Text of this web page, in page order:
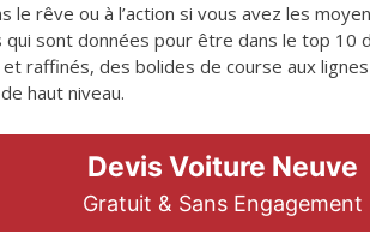
rêve ou à l’action si vous avez les
sont données pour être dans le top 10
raffinés, des bolides de course aux
haut niveau.